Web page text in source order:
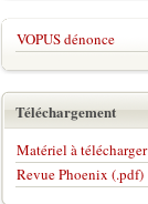
VOPUS dénonce
Téléchargement
Matériel à télécharger
Revue Phoenix (.pdf)